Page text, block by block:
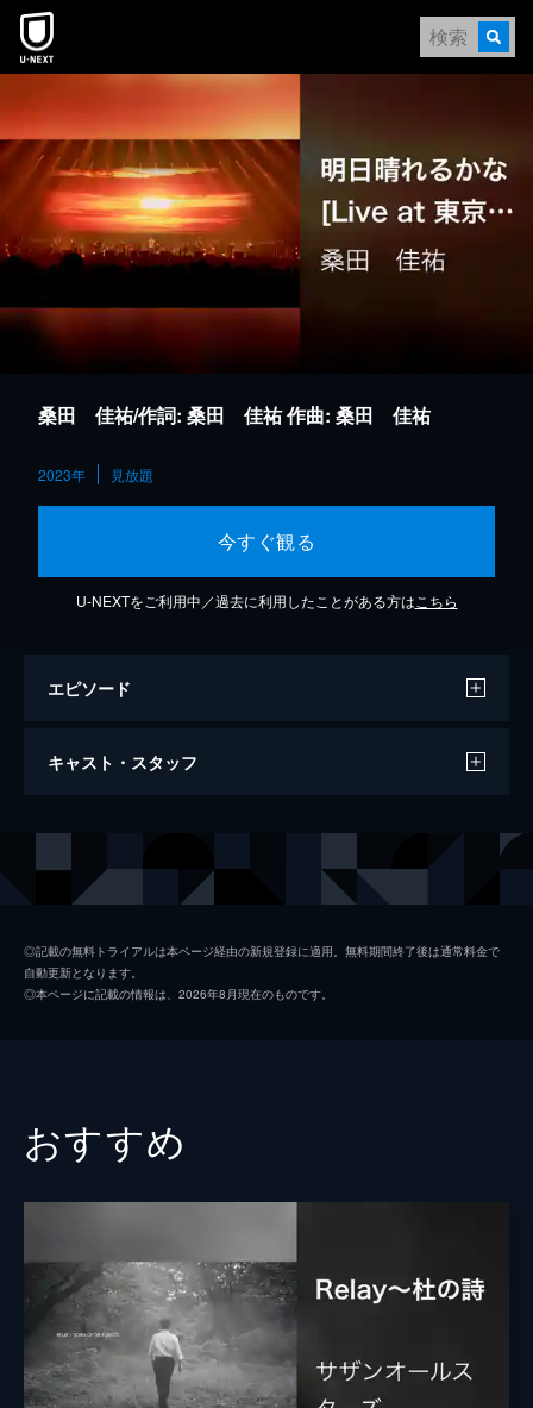
本文へスキップ
桑田 佳祐/作詞: 桑田 佳祐 作曲: 桑田 佳祐
2023年 見放題
今すぐ観る
U-NEXTをご利用中／過去に利用したことがある方は こちら
エピソード
明日晴れるかな [Live at 東京ドーム,
キャスト・スタッフ
◎記載の無料トライアルは本ページ経由の新規登録に適用。無料期間終了後は通常料金で
自動更新となります。
◎本ページに記載の情報は、2026年8月現在のものです。
おすすめ